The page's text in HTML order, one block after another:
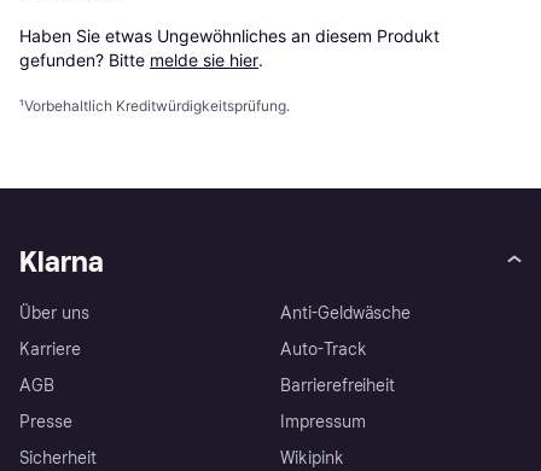
Haben Sie etwas Ungewöhnliches an diesem Produkt
gefunden? Bitte melde sie hier.
¹Vorbehaltlich Kreditwürdigkeitsprüfung.
Klarna
Über uns
Karriere
AGB
Presse
Sicherheit
Anti-Geldwäsche
Auto-Track
Barrierefreiheit
Impressum
Wikipink